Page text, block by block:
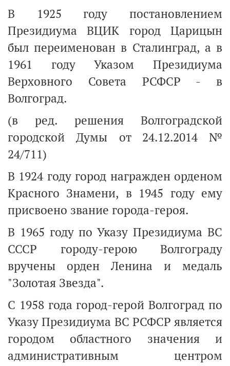
В 1925 году постановлением
Президиума ВЦИК город Царицын
был переименован в Сталинград, а в
1961 году Указом Президиума
Верховного Совета РСФСР - в
Волгоград.
(в ред. решения Волгоградской
городской Думы от 24.12.2014 №
24/711)
В 1924 году город награжден орденом
Красного Знамени, в 1945 году ему
присвоено звание города-героя.
В 1965 году по Указу Президиума ВС
СССР городу-герою Волгограду
вручены орден Ленина и медаль
"Золотая Звезда".
С 1958 года город-герой Волгоград по
Указу Президиума ВС РСФСР является
городом областного значения и
административным центром